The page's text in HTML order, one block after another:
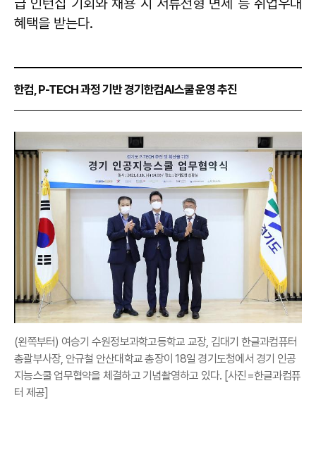
급 인턴십 기회와 채용 시 서류전형 면제 등 취업우대
혜택을 받는다.
한컴, P-TECH 과정 기반 경기한컴AI스쿨 운영 추진
(왼쪽부터) 여승기 수원정보과학고등학교 교장, 김대기 한글과컴퓨터
총괄부사장, 안규철 안산대학교 총장이 18일 경기도청에서 경기 인공
지능스쿨 업무협약을 체결하고 기념촬영하고 있다. [사진=한글과컴퓨
터 제공]